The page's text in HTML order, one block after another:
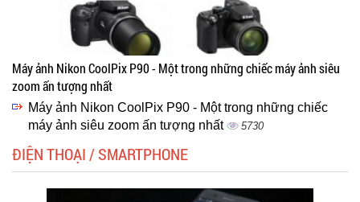
Máy ảnh Nikon CoolPix P90 - Một trong những chiếc máy ảnh siêu
zoom ấn tượng nhất
Máy ảnh Nikon CoolPix P90 - Một trong những chiếc
máy ảnh siêu zoom ấn tượng nhất
5730
ĐIỆN THOẠI / SMARTPHONE